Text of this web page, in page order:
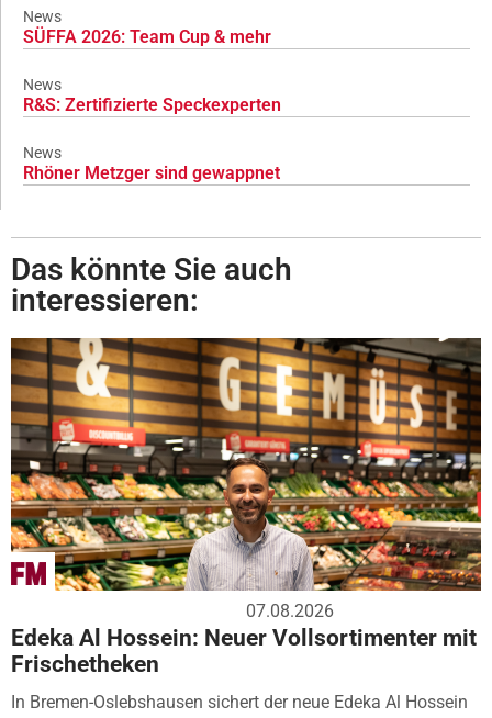
News
SÜFFA 2026: Team Cup & mehr
News
R&S: Zertifizierte Speckexperten
News
Rhöner Metzger sind gewappnet
Das könnte Sie auch
interessieren:
07.08.2026
Edeka Al Hossein: Neuer Vollsortimenter mit
Frischetheken
In Bremen-Oslebshausen sichert der neue Edeka Al Hossein